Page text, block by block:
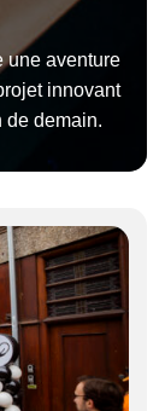
une aventure
innovant
de demain.